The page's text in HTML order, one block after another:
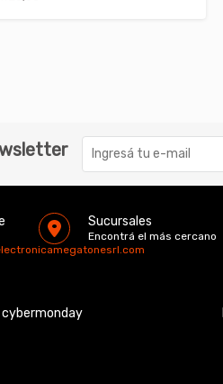
Sucursales
Encontrá el más cercano
cybermonday